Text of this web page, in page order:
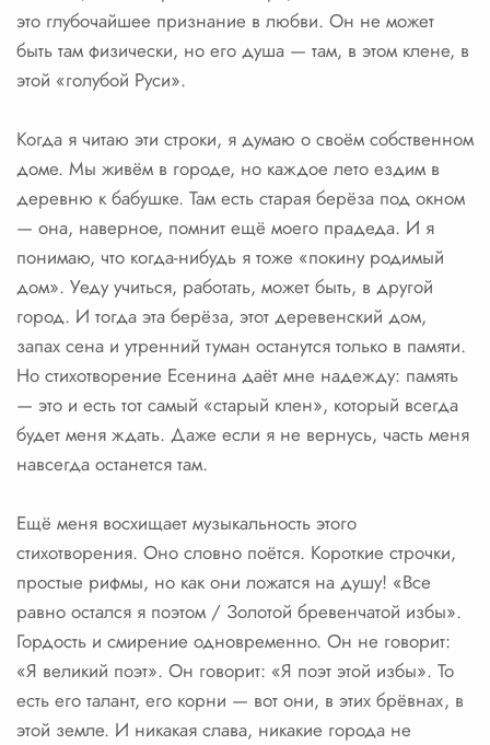
это глубочайшее признание в любви. Он не может
быть там физически, но его душа — там, в этом клене, в
этой «голубой Руси».
Когда я читаю эти строки, я думаю о своём собственном
доме. Мы живём в городе, но каждое лето ездим в
деревню к бабушке. Там есть старая берёза под окном
— она, наверное, помнит ещё моего прадеда. И я
понимаю, что когда-нибудь я тоже «покину родимый
дом». Уеду учиться, работать, может быть, в другой
город. И тогда эта берёза, этот деревенский дом,
запах сена и утренний туман останутся только в памяти.
Но стихотворение Есенина даёт мне надежду: память
— это и есть тот самый «старый клен», который всегда
будет меня ждать. Даже если я не вернусь, часть меня
навсегда останется там.
Ещё меня восхищает музыкальность этого
стихотворения. Оно словно поётся. Короткие строчки,
простые рифмы, но как они ложатся на душу! «Все
равно остался я поэтом / Золотой бревенчатой избы».
Гордость и смирение одновременно. Он не говорит:
«Я великий поэт». Он говорит: «Я поэт этой избы». То
есть его талант, его корни — вот они, в этих брёвнах, в
этой земле. И никакая слава, никакие города не